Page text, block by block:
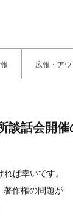
広報・ア
談話会開催
ば幸いです。
著作権の問題が